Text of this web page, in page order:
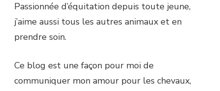
Passionnée d’équitation depuis toute jeune,
j’aime aussi tous les autres animaux et en
prendre soin.
Ce blog est une façon pour moi de
communiquer mon amour pour les chevaux,